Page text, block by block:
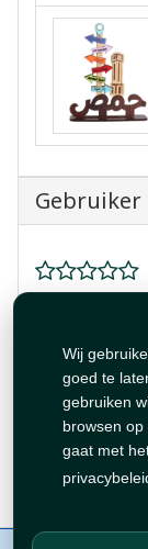
Wij
goed te
gebruiken
browsen
gaat met
Over ons